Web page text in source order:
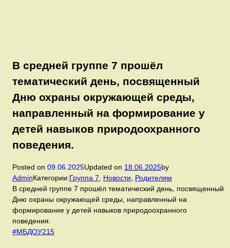
В средней группе 7 прошёл
тематический день, посвященный
Дню охраны окружающей среды,
направленный на формирование у
детей навыков природоохранного
поведения.
Posted on 09.06.2025Updated on 18.06.2025by
AdminКатегории:Группа 7 Новости
Родителям
В средней группе 7 прошёл тематический день, посвященный
Дню охраны окружающей среды, направленный на
формирование у детей навыков природоохранного
поведения.
#МБДОУ215